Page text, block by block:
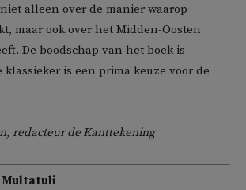
alleen over de manier waarop
maar ook over het Midden-Oosten
De boodschap van het boek is
klassieker is een prima keuze voor de
redacteur de Kanttekening
Multatuli